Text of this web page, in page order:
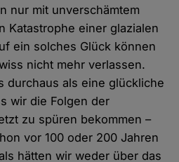
nur mit unverschämtem
Katastrophe einer glazialen
ein solches Glück können
nicht mehr verlassen.
durchaus als eine glückliche
wir die Folgen der
zu spüren bekommen –
vor 100 oder 200 Jahren
hätten wir weder über das